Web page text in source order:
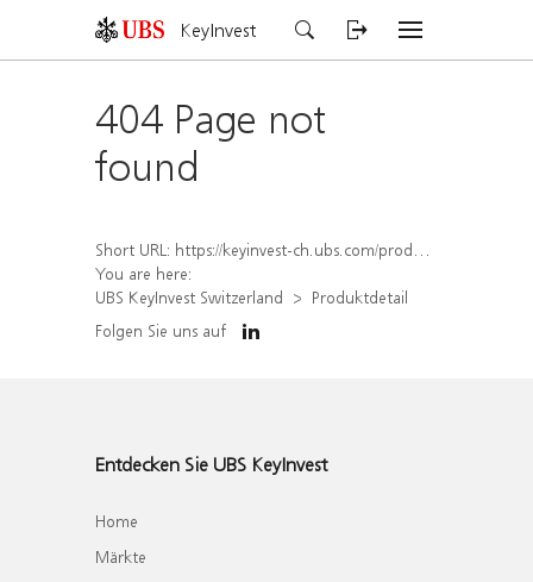
KeyInvest
404 Page not
found
Short URL: https://keyinvest-ch.ubs.com/produkt/detail/index/isin/CH1564657182
You are here:
UBS KeyInvest Switzerland
Produktdetail
Folgen Sie uns auf
Entdecken Sie UBS KeyInvest
Home
Märkte